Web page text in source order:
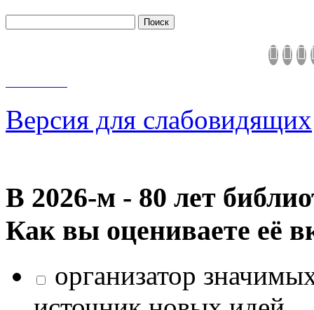
Версия для слабовидящих
В 2026‑м - 80 лет
Как вы оцениваете её
организатор